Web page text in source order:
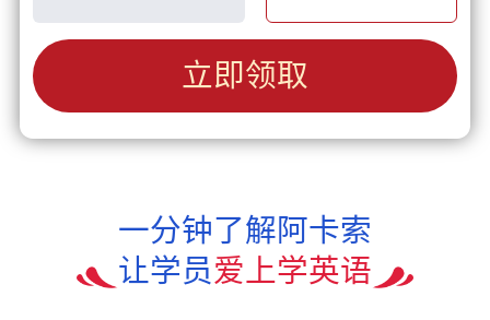
立即领取
一分钟了解阿卡索
让学员爱上学英语